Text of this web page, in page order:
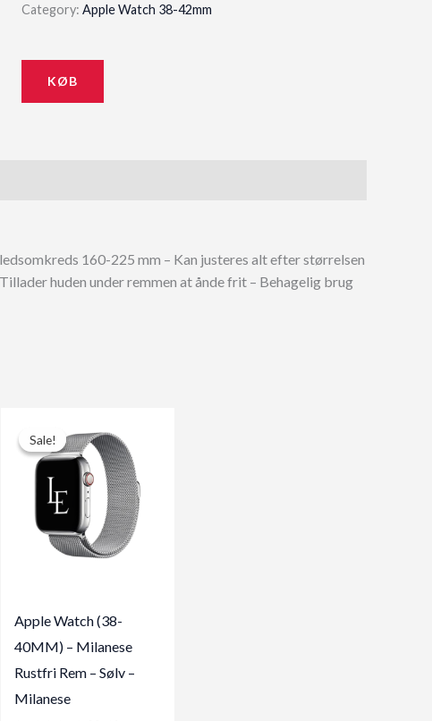
was:
Category:Apple Watch 38-42mm
KØB
160-225 mm – Kan justeres alt efter størrelsen
huden under remmen at ånde frit – Behagelig brug
Sale!
Sale!
Apple Watch (38-
40MM) – Milanese
Rustfri Rem – Sølv –
Milanese